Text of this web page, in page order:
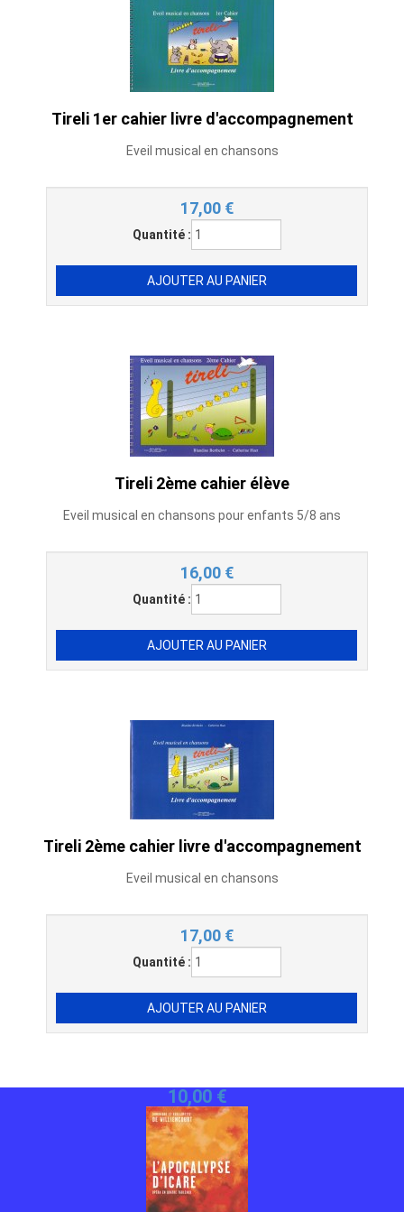
Tireli 1er cahier livre d'accompagnement
Eveil musical en chansons
17,00 €
Quantité :
Tireli 2ème cahier élève
Eveil musical en chansons pour enfants 5/8 ans
16,00 €
Quantité :
Tireli 2ème cahier livre d'accompagnement
Eveil musical en chansons
17,00 €
Quantité :